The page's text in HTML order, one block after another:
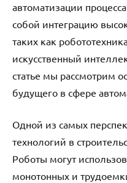
автоматизации
собой интеграцию
таких как
искусственный
статье мы рассмотрим
будущего в сфере
Одной из самых
технологий в
Роботы могут
монотонных и